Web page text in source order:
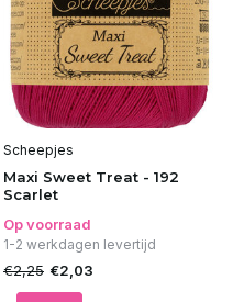
Scheepjes
Maxi Sweet Treat - 192
Scarlet
Op voorraad
1-2 werkdagen levertijd
€2,25 €2,03